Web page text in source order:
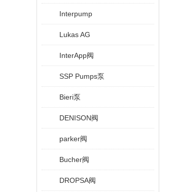
Interpump
Lukas AG
InterApp阀
SSP Pumps泵
Bieri泵
DENISON阀
parker阀
Bucher阀
DROPSA阀